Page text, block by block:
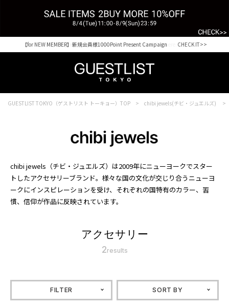
Shopping from outside Japan? Visit our Global Site here. >>
【for NEW MEMBER】新規会員様1000Point Present Campaign CHECK IT>>
GUESTLIST TOKYO（ゲストリスト トーキョー）TOP chibi jewels(チビ・ジュエルズ)
chibi jewels（チビ・ジュエルズ）は2009年にニューヨークでスター
トしたアクセサリーブランド。様々な国の文化が交じり合うニューヨ
ークにインスピレーションを受け、それぞれの国特有のカラー、習
慣、信仰が作品に反映されています。
アクセサリー
2results
FILTER SORT BY